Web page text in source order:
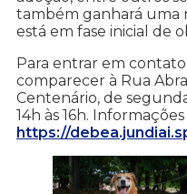
também ganhará uma
está em fase inicial de
Para entrar em contato
comparecer à Rua
Centenário, de
14h às 16h.
https://